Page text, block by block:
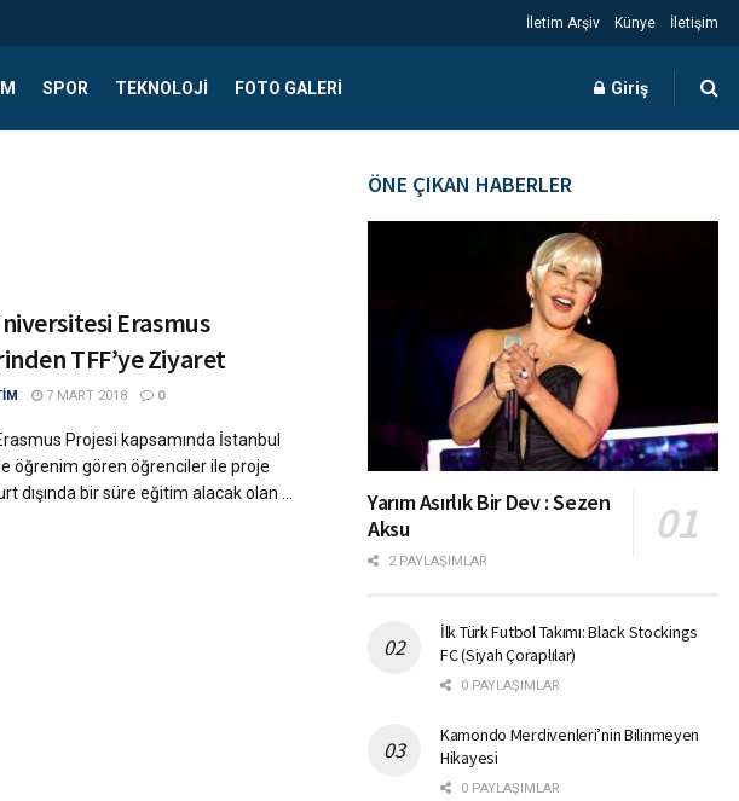
İletim Arşiv Künye İletişim
SPOR TEKNOLOJI FOTO GALERI Giriş
Erasmus
TFF’ye Ziyaret
7 MART 2018 0
Projesi kapsamında İstanbul
öğrenim gören öğrenciler ile proje
dışında bir süre eğitim alacak olan ...
ÖNE ÇIKAN HABERLER
Yarım Asırlık Bir Dev : Sezen
Aksu
2 PAYLAŞIMLAR
İlk Türk Futbol Takımı: Black Stockings
FC (Siyah Çoraplılar)
0 PAYLAŞIMLAR
Kamondo Merdivenleri’nin Bilinmeyen
Hikayesi
0 PAYLAŞIMLAR